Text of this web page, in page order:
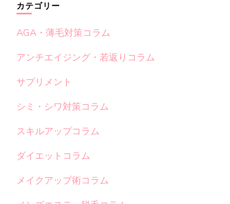
カテゴリー
AGA・薄毛対策コラム
アンチエイジング・若返りコラム
サプリメント
シミ・シワ対策コラム
スキルアップコラム
ダイエットコラム
メイクアップ術コラム